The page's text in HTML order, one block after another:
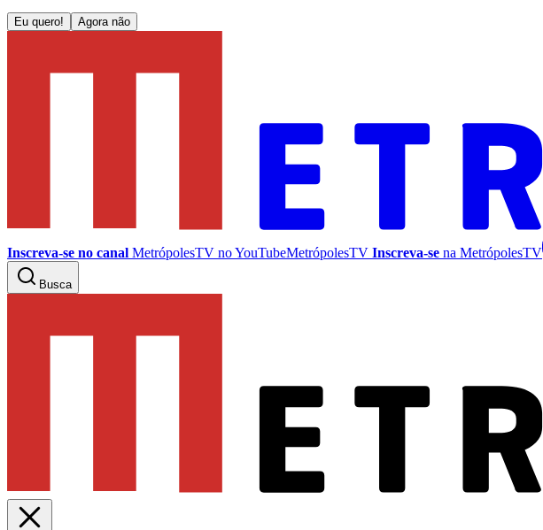
Eu quero! Agora não
Inscreva-se no canal MetrópolesTV noYouTubeMetrópolesTV Inscreva-se na MetrópolesTV
Busca